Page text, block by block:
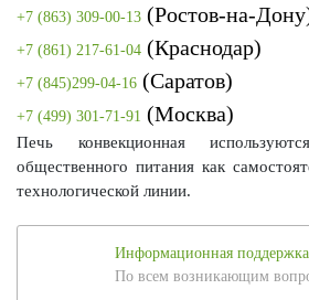
+7 (863) 309-00-13 (Ростов-на-
+7 (861) 217-61-04 (Краснодар)
+7 (845)299-04-16 (Саратов)
+7 (499) 301-71-91 (Москва)
Печь конвекционная
общественного питания как
технологической линии.
Информационная поддержка
По всем возникающим